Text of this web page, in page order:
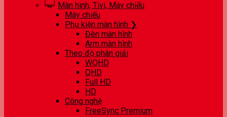
Màn hình, Tivi, Máy chiếu
Máy chiếu
Phụ kiện màn hình ❯
Đèn màn hình
Arm màn hình
Theo độ phân giải
WQHD
QHD
Full HD
HD
Công nghệ
FreeSync Premium